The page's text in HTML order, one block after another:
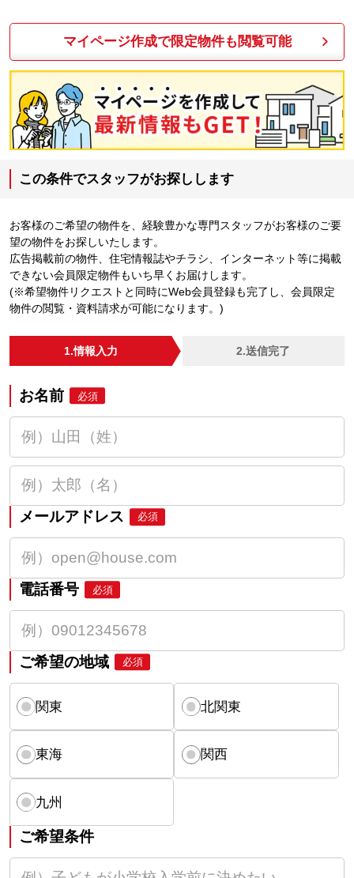
マイページ作成で限定物件も閲覧可能
この条件でスタッフがお探しします
お客様のご希望の物件を、経験豊かな専門スタッフがお客様のご要
望の物件をお探しいたします。
広告掲載前の物件、住宅情報誌やチラシ、インターネット等に掲載
できない会員限定物件もいち早くお届けします。
(※希望物件リクエストと同時にWeb会員登録も完了し、会員限定
物件の閲覧・資料請求が可能になります。)
1.情報入力 2.送信完了
お名前 必須
メールアドレス 必須
電話番号 必須
ご希望の地域 必須
関東 北関東
東海 関西
九州
ご希望条件